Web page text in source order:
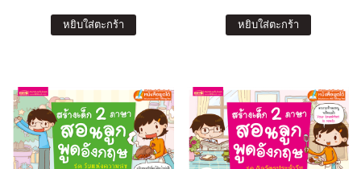
หยิบใส่ตะกร้า หยิบใส่ตะกร้า